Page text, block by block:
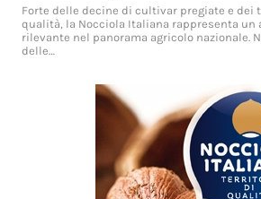
Forte delle decine di cultivar pregiate e dei
qualità, la Nocciola Italiana rappresenta
rilevante nel panorama agricolo nazionale.
delle…